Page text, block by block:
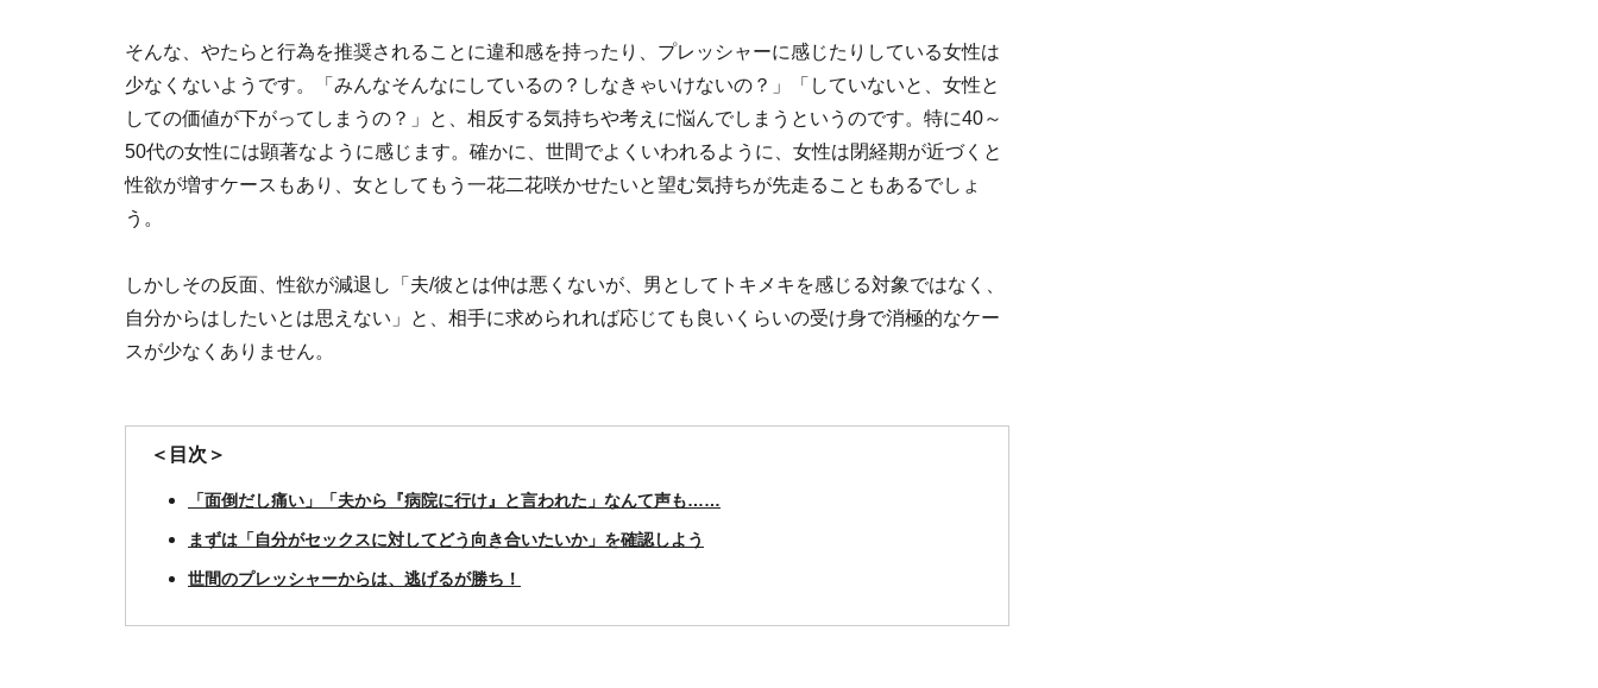
そんな、やたらと行為を推奨されることに違和感を持ったり、プレッシャーに感じたりしている女性は
少なくないようです。「みんなそんなにしているの？しなきゃいけないの？」「していないと、女性と
しての価値が下がってしまうの？」と、相反する気持ちや考えに悩んでしまうというのです。特に40～
50代の女性には顕著なように感じます。確かに、世間でよくいわれるように、女性は閉経期が近づくと
性欲が増すケースもあり、女としてもう一花二花咲かせたいと望む気持ちが先走ることもあるでしょ
う。
しかしその反面、性欲が減退し「夫/彼とは仲は悪くないが、男としてトキメキを感じる対象ではなく、
自分からはしたいとは思えない」と、相手に求められれば応じても良いくらいの受け身で消極的なケー
スが少なくありません。
＜目次＞
「面倒だし痛い」「夫から『病院に行け』と言われた」なんて声も……
まずは「自分がセックスに対してどう向き合いたいか」を確認しよう
世間のプレッシャーからは、逃げるが勝ち！